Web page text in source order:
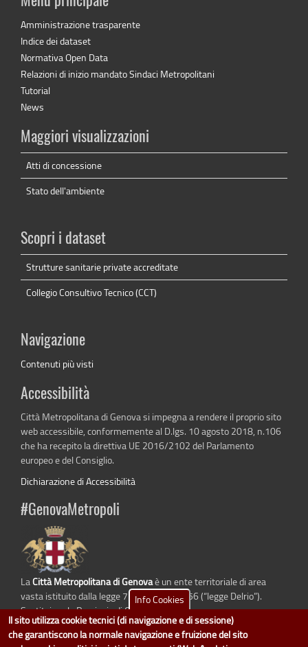
Amministrazione trasparente
Indice dei dataset
Normativa Open Data
Relazioni di inizio mandato Sindaci Metropolitani
Tutorial
News
Maggiori visualizzazioni
Atti di concessione
Stato dell'ambiente
Scopri i dataset
Strutture sanitarie private accreditate
Collegio Consultivo Tecnico (CCT)
Navigazione
Contenuti più visti
Accessibilità
Città Metropolitana di Genova si impegna a rendere il proprio sito
web accessibile, conformemente al D.lgs. 10 agosto 2018, n.106
che ha recepito la direttiva UE 2016/2102 del Parlamento
europeo e del Consiglio.
Dichiarazione di Accessibilità
#GenovaMetropoli
LaCittà Metropolitana di Genovaè un ente territoriale di area
vasta istituito dalla legge 7 aprile 2014 n. 56 (“legge Delrio”).
Sostituisce la Provincia di Genova.
Info Cookies
Il sito utilizza cookie tecnici (di navigazione e di sessione)
che garantiscono la normale navigazione e fruizione del sito